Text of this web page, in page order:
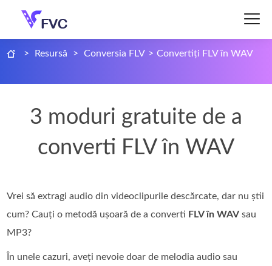
> Resursă > Conversia FLV > Convertiți FLV în WAV
3 moduri gratuite de a
converti FLV în WAV
Vrei să extragi audio din videoclipurile descărcate, dar nu știi
cum? Cauți o metodă ușoară de a converti FLV în WAV sau
MP3?
În unele cazuri, aveți nevoie doar de melodia audio sau